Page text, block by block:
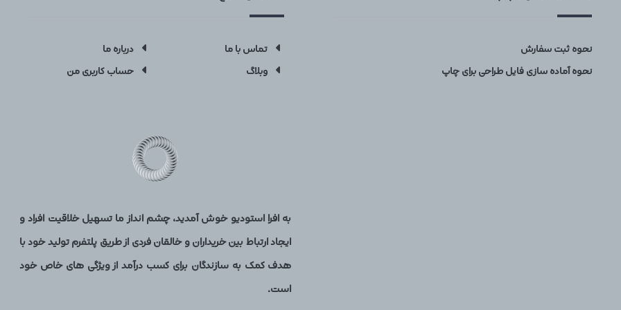
نحوه ثبت سفارش
نحوه آماده سازی فایل طراحی برای چاپ
تماس با ما
درباره ما
وبلاگ
حساب کاربری من
به افرا استودیو خوش آمدید، چشم انداز ما تسهیل خلاقیت افراد و
ایجاد ارتباط بین خریداران و خالقان فردی از طریق پلتفرم تولید خود با
هدف کمک به سازندگان برای کسب درآمد از ویژگی های خاص خود
است.